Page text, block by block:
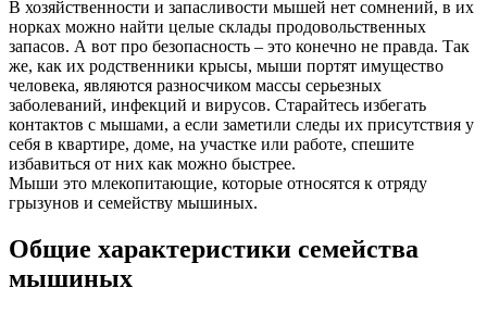
В хозяйственности и запасливости мышей нет сомнений, в их
норках можно найти целые склады продовольственных
запасов. А вот про безопасность – это конечно не правда. Так
же, как их родственники крысы, мыши портят имущество
человека, являются разносчиком массы серьезных
заболеваний, инфекций и вирусов. Старайтесь избегать
контактов с мышами, а если заметили следы их присутствия у
себя в квартире, доме, на участке или работе, спешите
избавиться от них как можно быстрее.
Мыши это млекопитающие, которые относятся к отряду
грызунов и семейству мышиных.
Общие характеристики семейства
мышиных